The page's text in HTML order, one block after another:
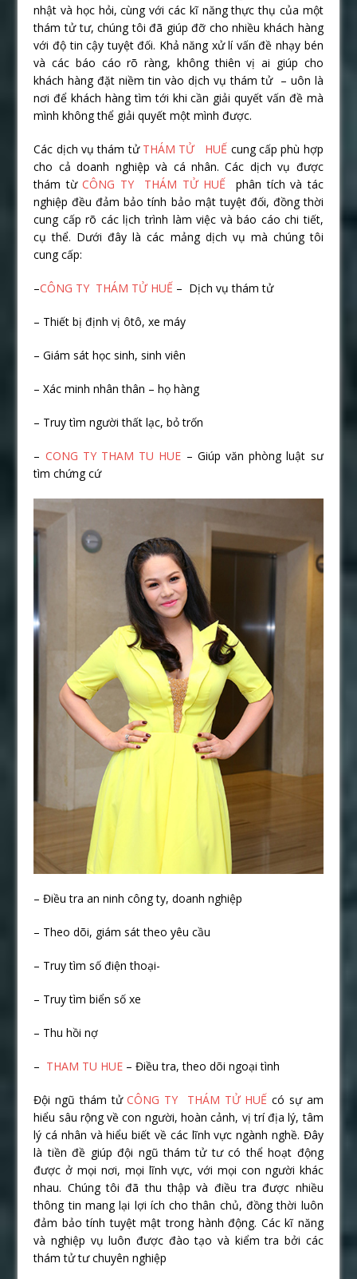
nhật và học hỏi, cùng với các kĩ năng thực thụ của một
thám tử tư, chúng tôi đã giúp đỡ cho nhiều khách hàng
với độ tin cậy tuyệt đối. Khả năng xử lí vấn đề nhạy bén
và các báo cáo rõ ràng, không thiên vị ai giúp cho
khách hàng đặt niềm tin vào dịch vụ thám tử – uôn là
nơi để khách hàng tìm tới khi cần giải quyết vấn đề mà
mình không thể giải quyết một mình được.
Các dịch vụ thám tử THÁM TỬ HUẾ cung cấp phù hợp
cho cả doanh nghiệp và cá nhân. Các dịch vụ được
thám từCÔNG TY THÁM TỬ HUẾ phân tích và tác
nghiệp đều đảm bảo tính bảo mật tuyệt đối, đồng thời
cung cấp rõ các lịch trình làm việc và báo cáo chi tiết,
cụ thể. Dưới đây là các mảng dịch vụ mà chúng tôi
cung cấp:
–CÔNG TY THÁM TỬ HUẾ – Dịch vụ thám tử
– Thiết bị định vị ôtô, xe máy
– Giám sát học sinh, sinh viên
– Xác minh nhân thân – họ hàng
– Truy tìm người thất lạc, bỏ trốn
– CONG TY THAM TU HUE – Giúp văn phòng luật sư
tìm chứng cứ
– Điều tra an ninh công ty, doanh nghiệp
– Theo dõi, giám sát theo yêu cầu
– Truy tìm số điện thoại-
– Truy tìm biển số xe
– Thu hồi nợ
– THAM TU HUE – Điều tra, theo dõi ngoại tình
Đội ngũ thám tửCÔNG TY THÁM TỬ HUẾ có sự am
hiểu sâu rộng về con người, hoàn cảnh, vị trí địa lý, tâm
lý cá nhân và hiểu biết về các lĩnh vực ngành nghề. Đây
là tiền đề giúp đội ngũ thám tử tư có thể hoạt động
được ở mọi nơi, mọi lĩnh vực, với mọi con người khác
nhau. Chúng tôi đã thu thập và điều tra được nhiều
thông tin mang lại lợi ích cho thân chủ, đồng thời luôn
đảm bảo tính tuyệt mật trong hành động. Các kĩ năng
và nghiệp vụ luôn được đào tạo và kiểm tra bởi các
thám tử tư chuyên nghiệp